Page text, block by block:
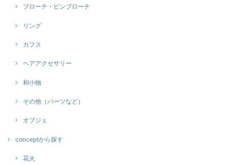
ブローチ・ピンブローチ
リング
カフス
ヘアアクセサリー
和小物
その他（パーツなど）
オブジェ
conceptから探す
花火